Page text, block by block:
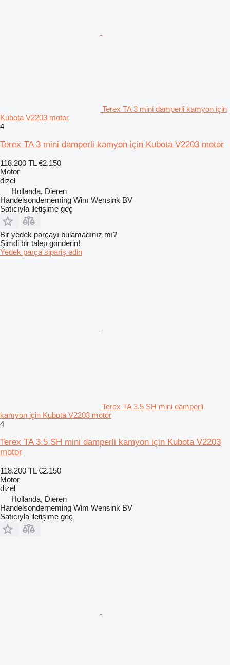
Terex TA 3 mini damperli kamyon için
Kubota V2203 motor
4
Terex TA 3 mini damperli kamyon için Kubota V2203 motor
118.200 TL €2.150
Motor
dizel
Hollanda, Dieren
Handelsonderneming Wim Wensink BV
Satıcıyla iletişime geç
Bir yedek parçayı bulamadınız mı?
Şimdi bir talep gönderin!
Yedek parça sipariş edin
Terex TA 3.5 SH mini damperli
kamyon için Kubota V2203 motor
4
Terex TA 3.5 SH mini damperli kamyon için Kubota V2203
motor
118.200 TL €2.150
Motor
dizel
Hollanda, Dieren
Handelsonderneming Wim Wensink BV
Satıcıyla iletişime geç